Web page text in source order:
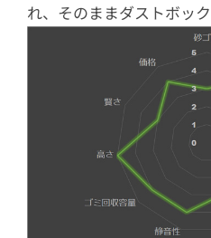
れ、そのままダストボッ